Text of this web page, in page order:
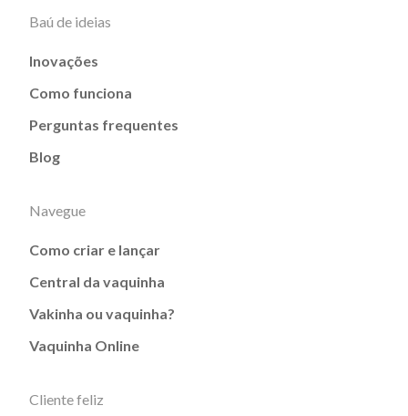
Baú de ideias
Inovações
Como funciona
Perguntas frequentes
Blog
Navegue
Como criar e lançar
Central da vaquinha
Vakinha ou vaquinha?
Vaquinha Online
Cliente feliz